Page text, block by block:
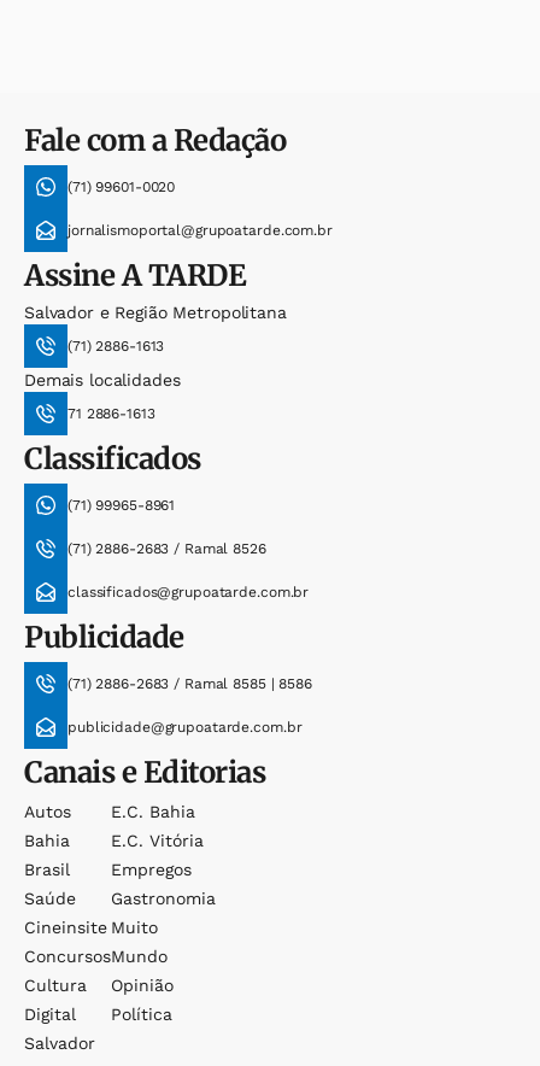
Fale com a Redação
(71) 99601-0020
jornalismoportal@grupoatarde.com.br
AssineA TARDE
Salvador e Região Metropolitana
(71) 2886-1613
Demais localidades
71 2886-1613
Classificados
(71) 99965-8961
(71) 2886-2683 / Ramal 8526
classificados@grupoatarde.com.br
Publicidade
(71) 2886-2683 / Ramal 8585 | 8586
publicidade@grupoatarde.com.br
Canais e Editorias
Autos
Bahia
Brasil
Saúde
Cineinsite
Concursos
Cultura
Digital
Salvador
E.c. Bahia
E.c. Vitória
Empregos
Gastronomia
Muito
Mundo
Opinião
Política